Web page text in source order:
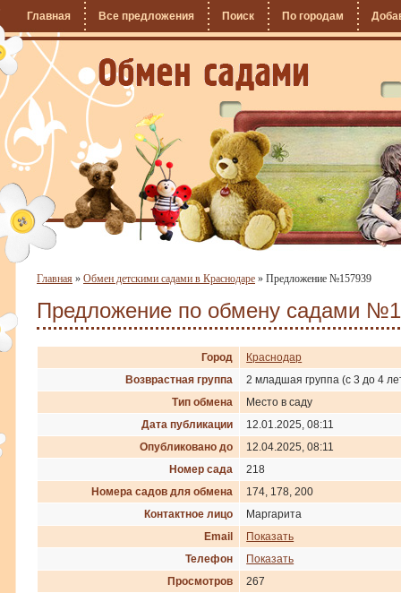
Главная Все предложения Поиск По городам
Главная » Обмен детскими садами в Краснодаре » Предложение №157939
Предложение по обмену садами
Город
Краснодар
Возврастная группа
2 младшая группа (с 3 до 4
Тип обмена
Место в саду
Дата публикации
12.01.2025, 08:11
Опубликовано до
12.04.2025, 08:11
Номер сада
218
Номера садов для обмена
174, 178, 200
Контактное лицо
Маргарита
Email
Показать
Телефон
Показать
Просмотров
267